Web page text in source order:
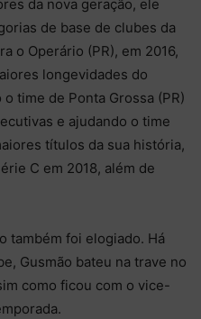
da nova geração, ele
de base de clubes da
o Operário (PR), em 2016,
longevidades do
time de Ponta Grossa (PR)
e ajudando o time
títulos da sua história,
C em 2018, além de
também foi elogiado. Há
Gusmão bateu na trave no
como ficou com o vice-